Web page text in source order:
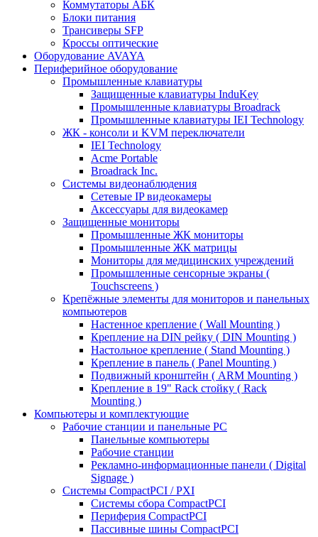
Коммутаторы АБК
Блоки питания
Трансиверы SFP
Кроссы оптические
Оборудование AVAYA
Периферийное оборудование
Промышленные клавиатуры
Защищенные клавиатуры InduKey
Промышленные клавиатуры Broadrack
Промышленные клавиатуры IEI Technology
ЖК - консоли и KVM переключатели
IEI Technology
Acme Portable
Broadrack Inc.
Системы видеонаблюдения
Сетевые IP видеокамеры
Аксессуары для видеокамер
Защищенные мониторы
Промышленные ЖК мониторы
Промышленные ЖК матрицы
Мониторы для медицинских учреждений
Промышленные сенсорные экраны (
Touchscreens )
Крепёжные элементы для мониторов и панельных
компьютеров
Настенное крепление ( Wall Mounting )
Крепление на DIN рейку ( DIN Mounting )
Настольное крепление ( Stand Mounting )
Крепление в панель ( Panel Mounting )
Подвижный кронштейн ( ARM Mounting )
Крепление в 19" Rack стойку ( Rack
Mounting )
Компьютеры и комплектующие
Рабочие станции и панельные РС
Панельные компьютеры
Рабочие станции
Рекламно-информационные панели ( Digital
Signage )
Системы CompactPCI / PXI
Системы сбора CompactPCI
Периферия CompactPCI
Пассивные шины CompactPCI